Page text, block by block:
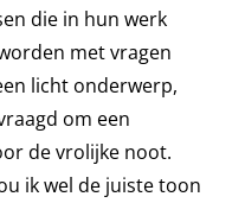
die in hun werk
met vragen
licht onderwerp,
om een
de vrolijke noot.
ik wel de juiste toon